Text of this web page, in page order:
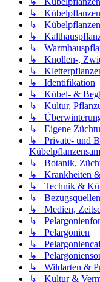
↳ Kübelpflanzen
↳
↳
↳
↳ Knollen-,
↳
↳ Identifikation
↳ Kübel- &
↳ Kultur,
↳
↳ Eigene
↳ Private- und
↳ Botanik,
↳ Krankheiten &
↳ Technik &
↳
↳ Medien,
↳
↳ Pelargonien
↳
↳
↳ Wildarten &
↳ Kultur &